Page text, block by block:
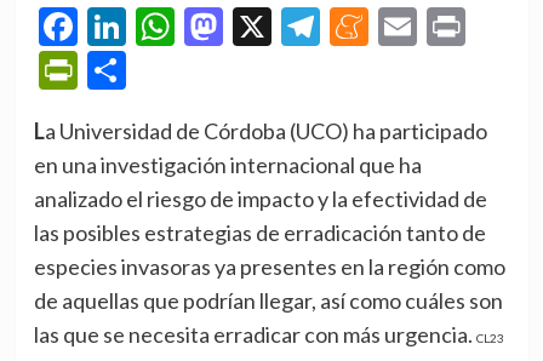
Facebook
LinkedIn
WhatsApp
Mastodon
X Telegram
Meneame
Email
PrintFriendly
Compartir
La Universidad de Córdoba (UCO) ha participado
en una investigación internacional que ha
analizado el riesgo de impacto y la efectividad de
las posibles estrategias de erradicación tanto de
especies invasoras ya presentes en la región como
de aquellas que podrían llegar, así como cuáles son
las que se necesita erradicar con más urgencia. CL23